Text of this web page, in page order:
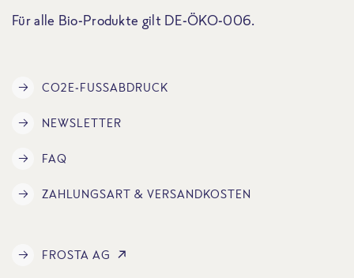
Für alle Bio-Produkte gilt DE-ÖKO-006.
CO2E-FUSSABDRUCK
NEWSLETTER
FAQ
ZAHLUNGSART & VERSANDKOSTEN
FROSTA AG